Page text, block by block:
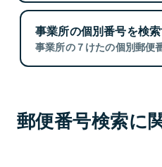
事業所の個別番号を検
事業所の７けたの個別郵便
郵便番号検索に